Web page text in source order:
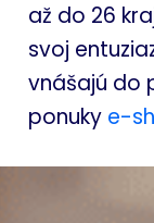
až do 26
svoj
vnášajú do
ponuky e-